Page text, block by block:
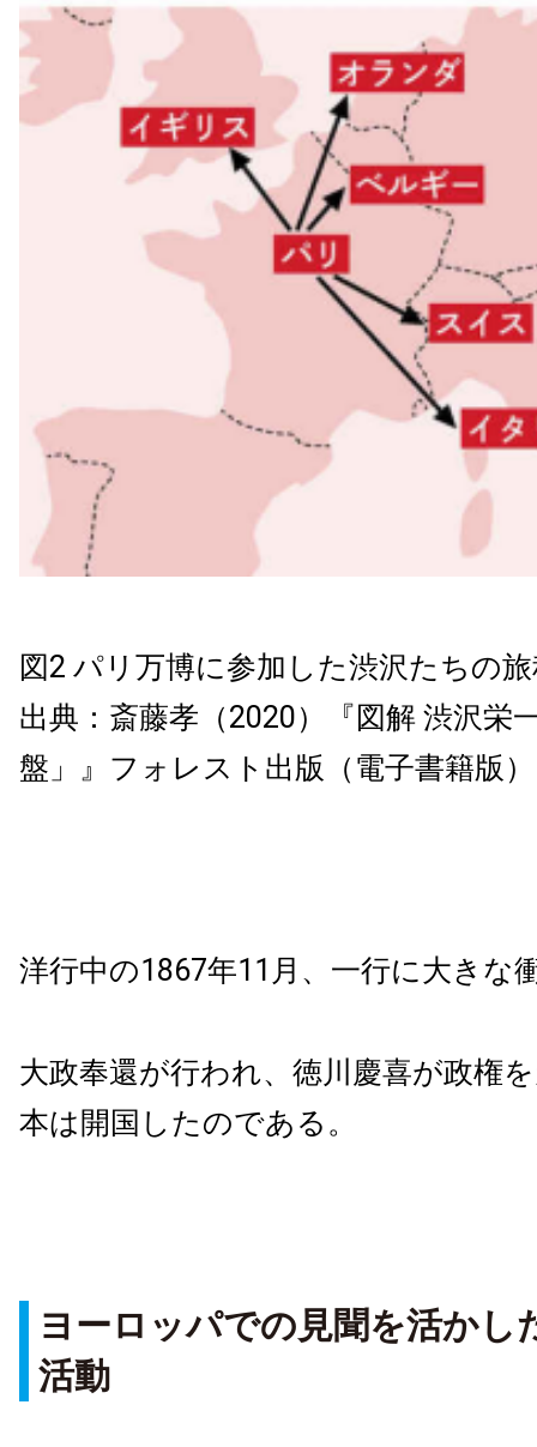
図2 パリ万博に参加した渋沢たちの
出典：斎藤孝（2020）『図解 渋沢栄
盤」』フォレスト出版（電子書籍版
洋行中の1867年11月、一行に大きな
大政奉還が行われ、徳川慶喜が政権
本は開国したのである。
ヨーロッパでの見聞を活かし
活動